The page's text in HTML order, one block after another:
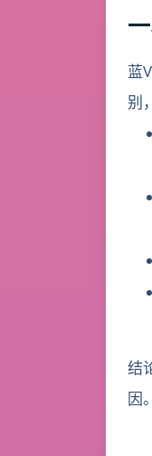
蓝
别
结
因。